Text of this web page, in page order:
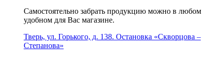
Самостоятельно забрать продукцию можно в любом
удобном для Вас магазине.
Тверь, ул. Горького, д. 138. Остановка «Скворцова –
Степанова»